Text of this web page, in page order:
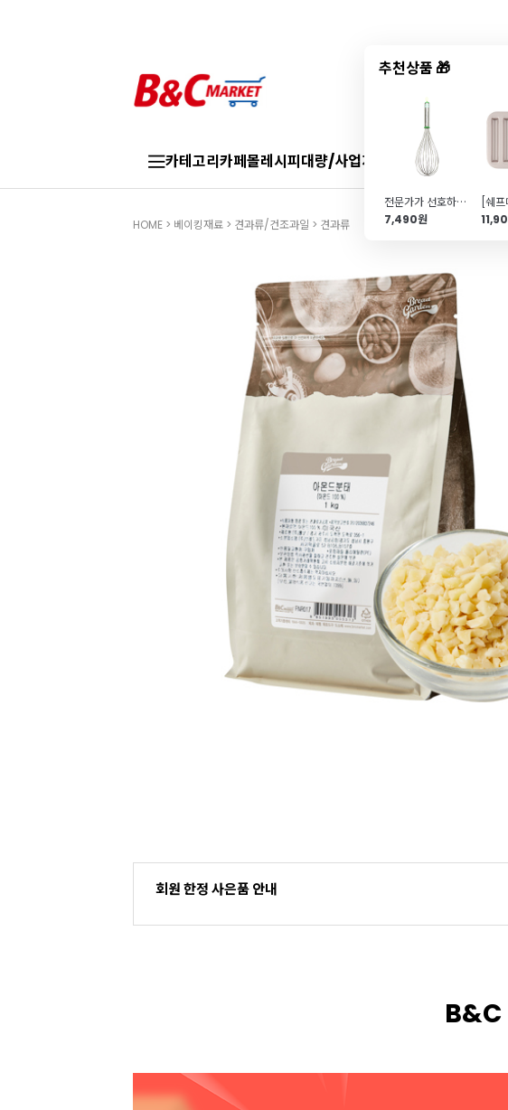
추천상품 🎁
전문가가 선호하는 손거품기(대\/수공예)
7,490원
카테고리카페몰레시피대량/사업자 브랜드샵신상품
HOME > 베이킹재료 > 견과류/건조과일 > 견과류
회원 한정 사은품 안내
B&C